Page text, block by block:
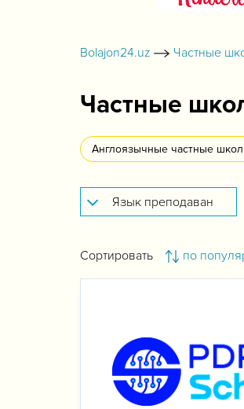
Bolajon24.uz Частные
Частные
Англоязычные частные
Сортировать по